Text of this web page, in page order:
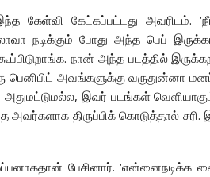
கேள்வி கேட்கப்பட்டது அவரிடம்.
நடிக்கும் போது அந்த பெப்
நான் அந்த படத்தில்
அவங்களுக்கு வருதுன்னா
இவர் படங்கள்
அவர்களாக திருப்பிக் கொடுத்தால்
பேசினார். ‘என்னைநடிக்க